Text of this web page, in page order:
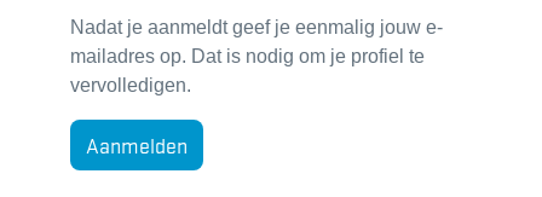
Nadat je aanmeldt geef je eenmalig jouw e-
mailadres op. Dat is nodig om je profiel te
vervolledigen.
Aanmelden